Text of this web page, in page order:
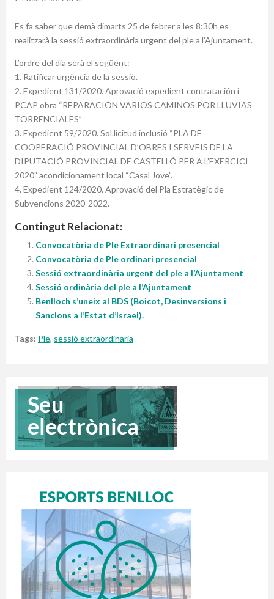
Es fa saber que demà dimarts 25 de febrer a les 8:30h es
realitzarà la sessió extraordinària urgent del ple a l’Ajuntament.
L’ordre del dia serà el següent:
1. Ratificar urgència de la sessiò.
2. Expedient 131/2020. Aprovació expedient contratación i
PCAP obra “REPARACIÓN VARIOS CAMINOS POR LLUVIAS
TORRENCIALES”
3. Expedient 59/2020. Sol.licitud inclusió “PLA DE
COOPERACIÓ PROVINCIAL D’OBRES I SERVEIS DE LA
DIPUTACIÓ PROVINCIAL DE CASTELLÓ PER A L’EXERCICI
2020” acondicionament local “Casal Jove”.
4. Expedient 124/2020. Aprovació del Pla Estratègic de
Subvencions 2020-2022.
Contingut Relacionat:
Convocatòria de Ple Extraordinari presencial
Convocatòria de Ple ordinari presencial
Sessió extraordinària urgent del ple a l’Ajuntament
Sessió ordinària del ple a l’Ajuntament
Benlloch s’uneix al BDS (Boicot, Desinversions i
Sancions a l’Estat d’Israel).
Tags: Ple, sessió extraordinaria